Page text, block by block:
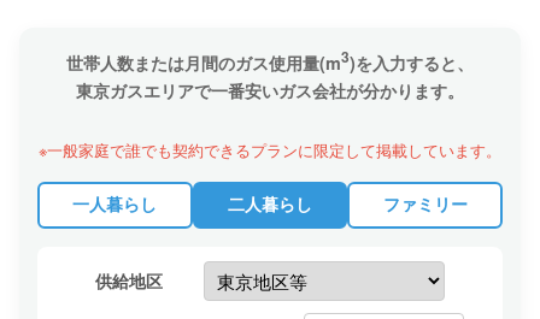
世帯人数または月間のガス使用量(m3)を入力すると、
東京ガスエリアで一番安いガス会社が分かります。
※一般家庭で誰でも契約できるプランに限定して掲載しています。
一人暮らし 二人暮らし ファミリー
供給地区